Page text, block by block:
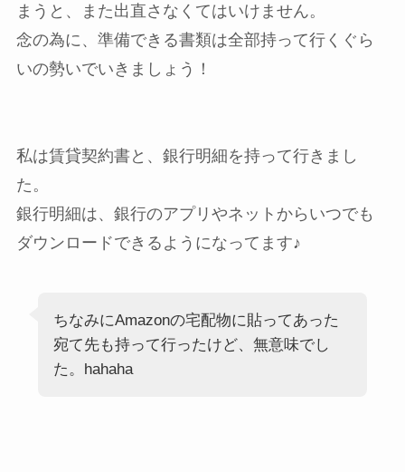
まうと、また出直さなくてはいけません。
念の為に、準備できる書類は全部持って行くぐら
いの勢いでいきましょう！
私は賃貸契約書と、銀行明細を持って行きまし
た。
銀行明細は、銀行のアプリやネットからいつでも
ダウンロードできるようになってます♪
ちなみにAmazonの宅配物に貼ってあった
宛て先も持って行ったけど、無意味でし
た。hahaha